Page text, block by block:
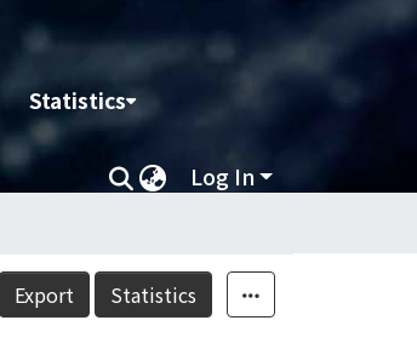
Statistics
Log In
Export Statistics